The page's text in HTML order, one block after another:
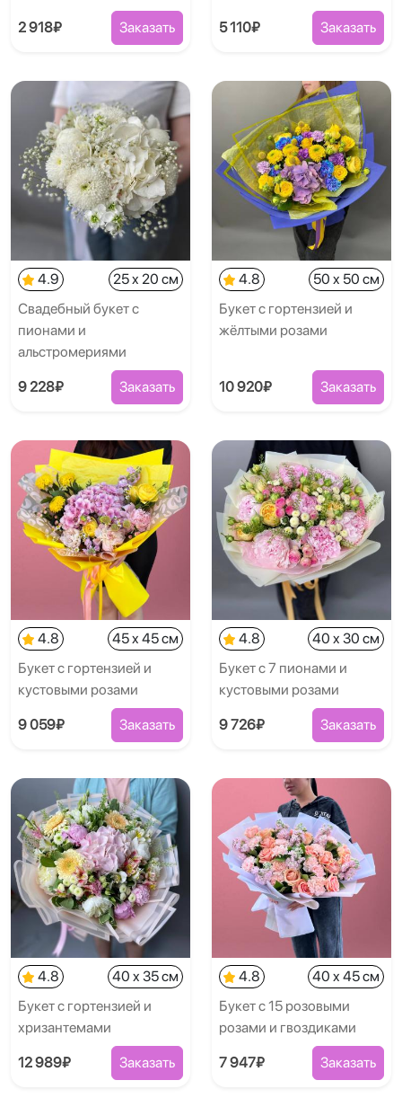
2 918₽ Заказать 5 110₽ Заказать
4.9
25 x 20 см
Свадебный букет с
пионами и
альстромериями
9 228₽ Заказать
4.8
50 x 50 см
Букет с гортензией и
жёлтыми розами
10 920₽ Заказать
4.8
45 x 45 см
Букет с гортензией и
кустовыми розами
9 059₽ Заказать
4.8
40 x 30 см
Букет с 7 пионами и
кустовыми розами
9 726₽ Заказать
4.8
40 x 35 см
Букет с гортензией и
хризантемами
12 989₽ Заказать
4.8
40 x 45 см
Букет с 15 розовыми
розами и гвоздиками
7 947₽ Заказать